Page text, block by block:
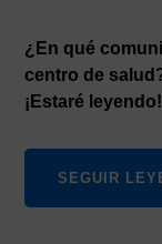
¿En qué
centro de
¡Estaré leyendo!
SEGUIR